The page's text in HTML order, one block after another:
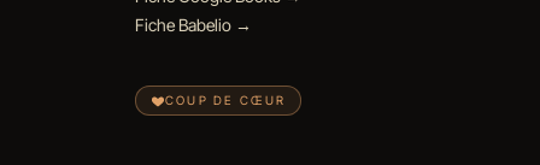
Fiche Babelio →
COUP DE CŒUR